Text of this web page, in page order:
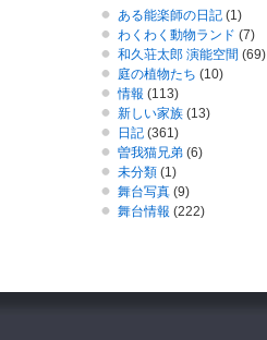
ある能楽師の日記 (1)
わくわく動物ランド (7)
和久荘太郎 演能空間 (69)
庭の植物たち (10)
情報 (113)
新しい家族 (13)
日記 (361)
曽我猫兄弟 (6)
未分類 (1)
舞台写真 (9)
舞台情報 (222)